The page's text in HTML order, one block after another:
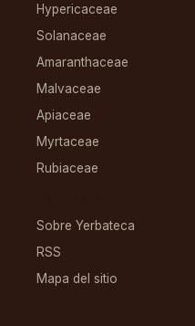
Hypericaceae
Solanaceae
Amaranthaceae
Malvaceae
Apiaceae
Myrtaceae
Rubiaceae
Sobre Yerbateca
RSS
Mapa del sitio